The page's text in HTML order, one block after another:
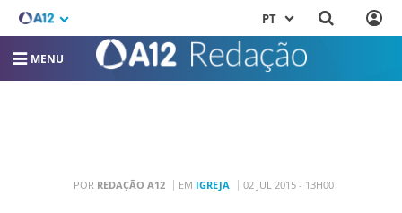
PT
MENU
POR REDAÇÃO A12 EM IGREJA 02 JUL 2015 - 13H00